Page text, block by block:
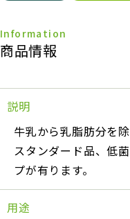
商品情報
説明
牛乳から乳脂肪分を
スタンダード品、低
プが有ります。
用途